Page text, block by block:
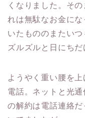
くなりました。そ
れは無駄なお金に
いたもののまたい
ズルズルと日にちだ
ようやく重い腰を
電話。ネットと光
の解約は電話連絡